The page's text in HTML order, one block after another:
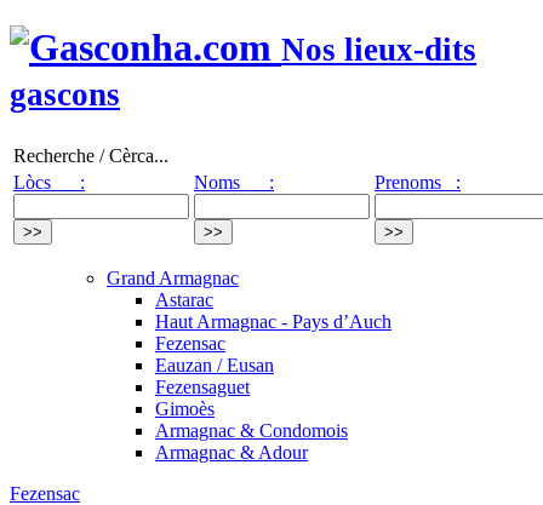
Nos lieux-dits
gascons
Recherche / Cèrca...
Lòcs :
Noms : Prenoms :
Grand Armagnac
Astarac
Haut Armagnac - Pays d’Auch
Fezensac
Eauzan / Eusan
Fezensaguet
Gimoès
Armagnac & Condomois
Armagnac & Adour
Fezensac